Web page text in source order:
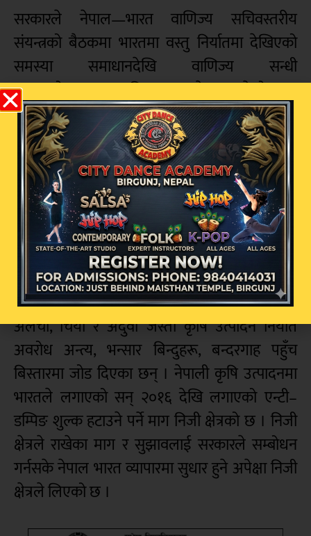
सरकारले नेपाल—भारत वाणिज्य सचिवस्तरीय
संयन्त्रको बैठकमा भारतमा वस्तु निर्यातमा देखिएको
समस्या समाधानदेखि वाणिज्य सन्धी
पुनरावलोकनसम्मका विषय उठाउने तय गरेको छ ।
नेपाली व्यवसायीहरुले ढुवानीको लागत घटाउन,
विराटनगर–सुनौली–नौतनवा रेल सेवालाई निरन्तरता
दिन र थप बन्दरगाहमा नेपालको पहुँच पु¥याउने
एजेण्डा समेत राख्ने भएको छ । नेपाल—भारतबीच
पारवहन तथा व्यापार सम्झौता भएको लामो समय
भएपनि वर्षौंदेखि व्यापारमा समस्या रहेका छन् ।
बैठकमा २००९ को नेपाल–भारत वाणिज्य सन्धि
पुनरावलोकन गर्न सरकारलाई निजी क्षेत्रले सुझाव
दिएको छ । व्यवसायीहरुले निकासीमा सहजीकरण,
अलैंची, चिया र अदुवा जस्ता कृषि उत्पादन निर्यात
अवरोध अन्त्य, भन्सार बिन्दुहरू, बन्दरगाह पहुँच
बिस्तारमा जोड दिएका छन् । नेपाली कृषि उत्पादनमा
भारतले लगाएको सन् २०१६ देखि लगाएको एन्टी–
डम्पिङ शुल्क हटाउने पर्ने माग निजी क्षेत्रको छ । निजी
क्षेत्रले राखेका माग र सुझावलाई सरकारले सम्बोधन
गर्नसके नेपाल भारत व्यापारमा सुधार हुने अपेक्षा निजी
क्षेत्रले लिएको छ ।